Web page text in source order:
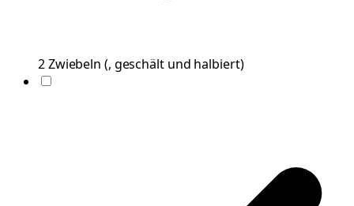
2Zwiebeln (, geschält und halbiert)